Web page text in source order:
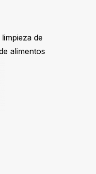
de
alimentos